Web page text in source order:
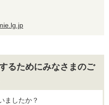
るためにみなさまのご
ましたか？